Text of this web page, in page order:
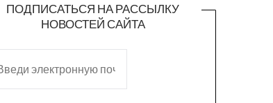
ПОДПИСАТЬСЯ НА РАССЫЛКУ
НОВОСТЕЙ САЙТА